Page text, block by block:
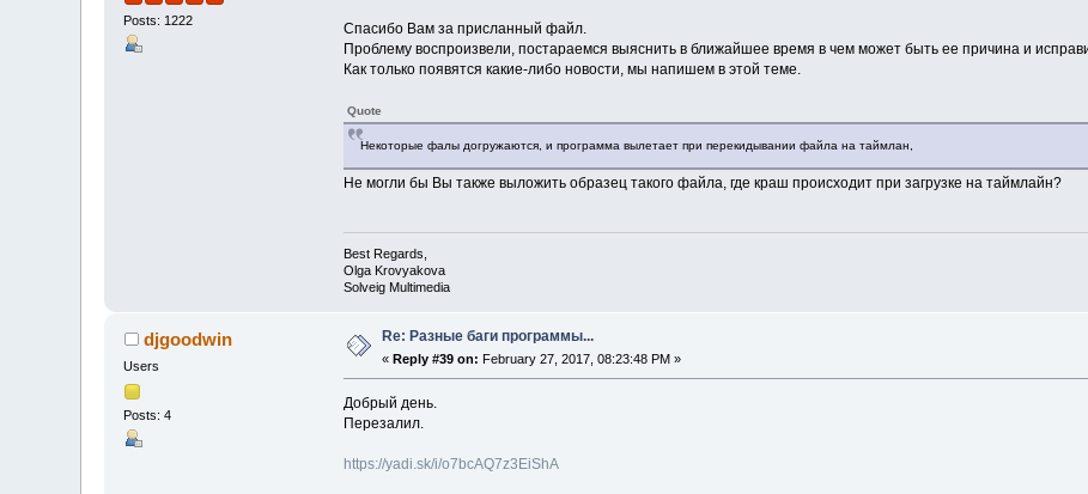
Posts: 1222
Спасибо Вам за присланный файл.
Проблему воспроизвели, постараемся выяснить в ближайшее время в чем может быть ее причина и
Как только появятся какие-либо новости, мы напишем в этой теме.
Quote
Некоторые фалы догружаются, и программа вылетает при перекидывании файла на таймлан,
Не могли бы Вы также выложить образец такого файла, где краш происходит при загрузке на таймлайн?
Best Regards,
Olga Krovyakova
Solveig Multimedia
djgoodwin
Users
Posts: 4
Re: Разные баги программы...
« Reply #39 on: February 27, 2017, 08:23:48 PM »
Добрый день.
Перезалил.
https://yadi.sk/i/o7bcAQ7z3EiShA